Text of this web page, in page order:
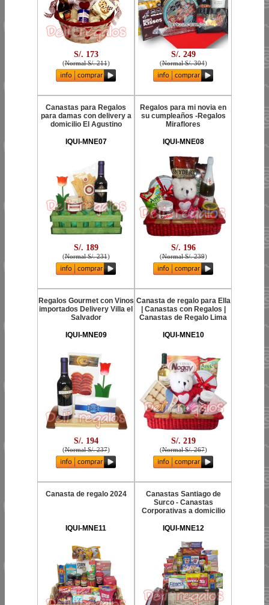
S/. 173
(Normal S/. 211)
S/. 249
(Normal S/. 304)
Canastas para Regalos
para damas con delivery a
domicilio El Agustino
IQUI-MNE07
S/. 189
(Normal S/. 231)
Regalos para mi novia en
su cumpleaños -Regalos
Miraflores
IQUI-MNE08
S/. 196
(Normal S/. 239)
Regalos Gourmet con Vinos
importados Delivery Villa el
Salvador
IQUI-MNE09
S/. 194
(Normal S/. 237)
Canasta de regalo para Ella
| Canastas con Regalos |
Canastas de Regalo Lima
IQUI-MNE10
S/. 219
(Normal S/. 267)
Canasta de regalo 2024
IQUI-MNE11
Canastas Santiago de
Surco - Canastas
Corporativas a domicilio
IQUI-MNE12